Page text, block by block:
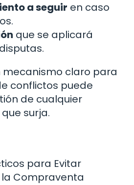
a seguir en caso
que se aplicará
mecanismo claro para
conflictos puede
de cualquier
surja.
para Evitar
Compraventa